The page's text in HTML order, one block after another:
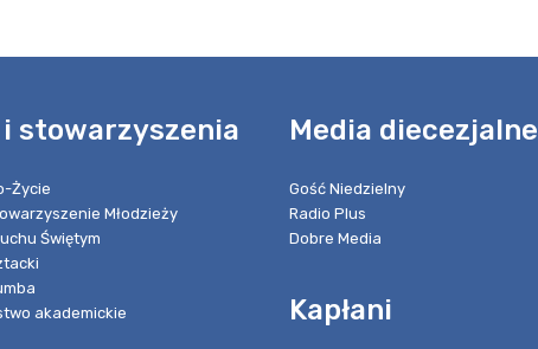
i stowarzyszenia
Życie
Młodzieży
Świętym
akademickie
Media diecezjalne
Gość Niedzielny
Radio Plus
Dobre Media
Kapłani